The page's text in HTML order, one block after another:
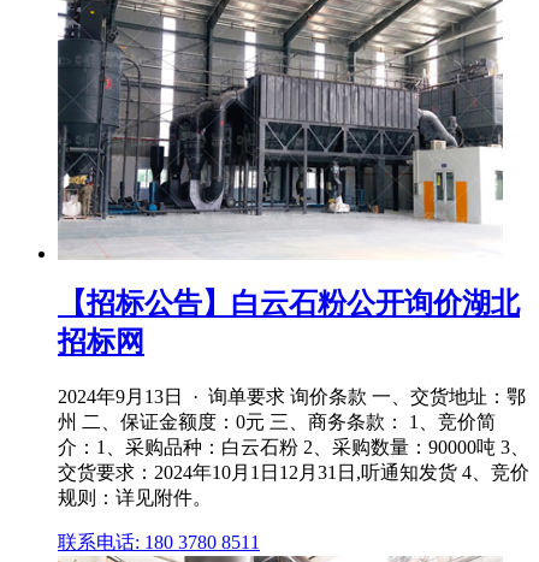
【招标公告】白云石粉公开询价湖北
招标网
2024年9月13日 · 询单要求 询价条款 一、交货地址：鄂
州 二、保证金额度：0元 三、商务条款： 1、竞价简
介：1、采购品种：白云石粉 2、采购数量：90000吨 3、
交货要求：2024年10月1日12月31日,听通知发货 4、竞价
规则：详见附件。
联系电话: 180 3780 8511